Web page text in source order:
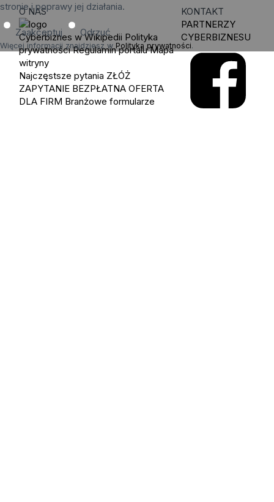
stronie i poprawy jej działania.
Zaakceptuj Odrzuć
Więcej informacji znajdziesz w Polityka prywatności.
O NAS
Cyberbiznes w Wikipedii Polityka
prywatności Regulamin portalu Mapa
witryny
Najczęstsze pytania ZŁÓŻ
ZAPYTANIE BEZPŁATNA OFERTA
DLA FIRM Branżowe formularze
KONTAKT
PARTNERZY
CYBERBIZNESU